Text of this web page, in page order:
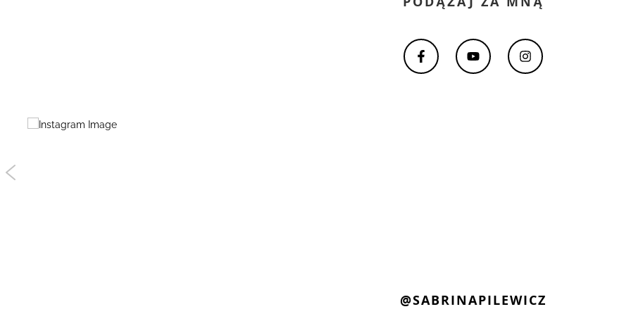
@SABRINAPILEWICZ